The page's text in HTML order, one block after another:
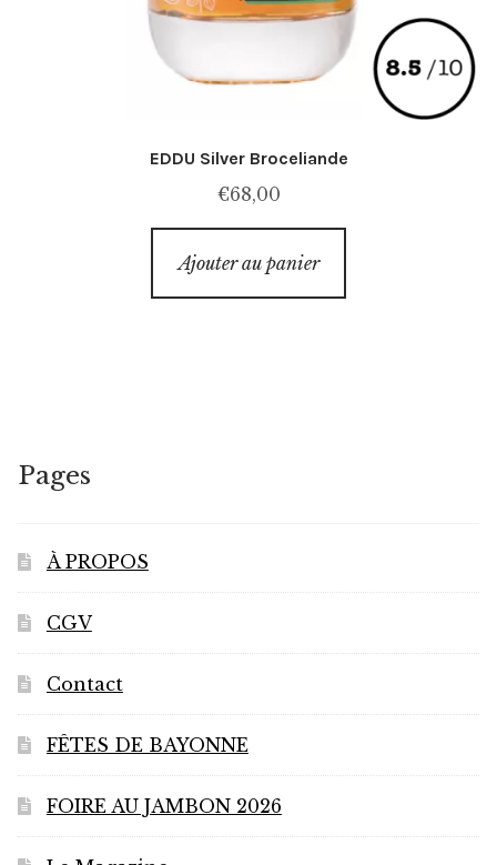
EDDU Silver Broceliande
€68,00
Ajouter au panier
Pages
À PROPOS
CGV
Contact
FÊTES DE BAYONNE
FOIRE AU JAMBON 2026